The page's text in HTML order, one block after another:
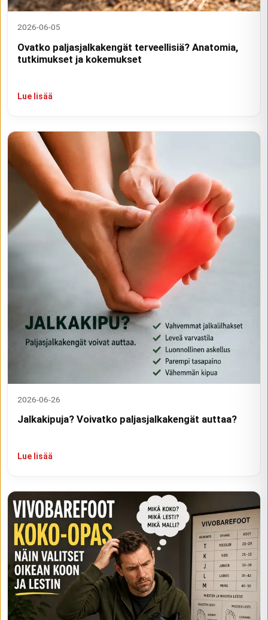
2026-06-05
Ovatko paljasjalkakengät terveellisiä? Anatomia,
tutkimukset ja kokemukset
Lue lisää
2026-06-26
Jalkakipuja? Voivatko paljasjalkakengät auttaa?
Lue lisää